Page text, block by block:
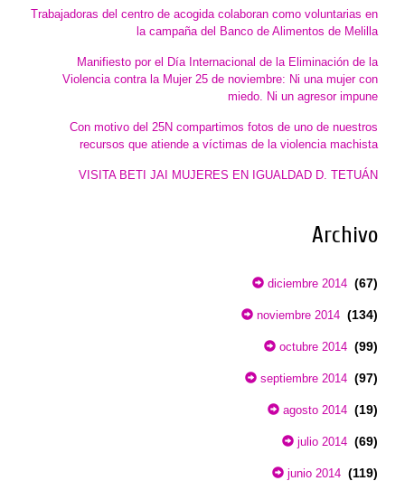
Trabajadoras del centro de acogida colaboran como voluntarias en
la campaña del Banco de Alimentos de Melilla
Manifiesto por el Día Internacional de la Eliminación de la
Violencia contra la Mujer 25 de noviembre: Ni una mujer con
miedo. Ni un agresor impune
Con motivo del 25N compartimos fotos de uno de nuestros
recursos que atiende a víctimas de la violencia machista
VISITA BETI JAI MUJERES EN IGUALDAD D. TETUÁN
Archivo
diciembre 2014 (67)
noviembre 2014 (134)
octubre 2014 (99)
septiembre 2014 (97)
agosto 2014 (19)
julio 2014 (69)
junio 2014 (119)